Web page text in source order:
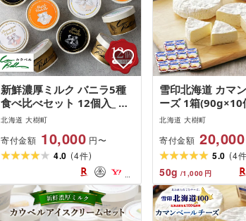
新鮮濃厚ミルク バニラ5種
食べ比べセット 12個入_ ア
イス アイスクリーム 北海道
デザート 人気 美味しい バ
ニラアイス ご当地 [配送不
北海道 大樹町
寄付金額 10,000 円〜
4.0 (4件)
雪印北海道 カマ
ーズ 1箱(90g×10
カマンベールチー
加工品 おつまみ
ず ピザ フォンデ
個 ギフト プレゼ
用 雪印 北海道 送
送不可地域:離島]
北海道 大樹町
寄付金額 20,000
5.0 (4件
50g /1,000 円